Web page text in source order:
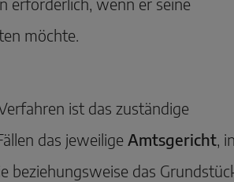
möchte.
ist das zuständige
das jeweiligeAmtsgericht, in
beziehungsweise das